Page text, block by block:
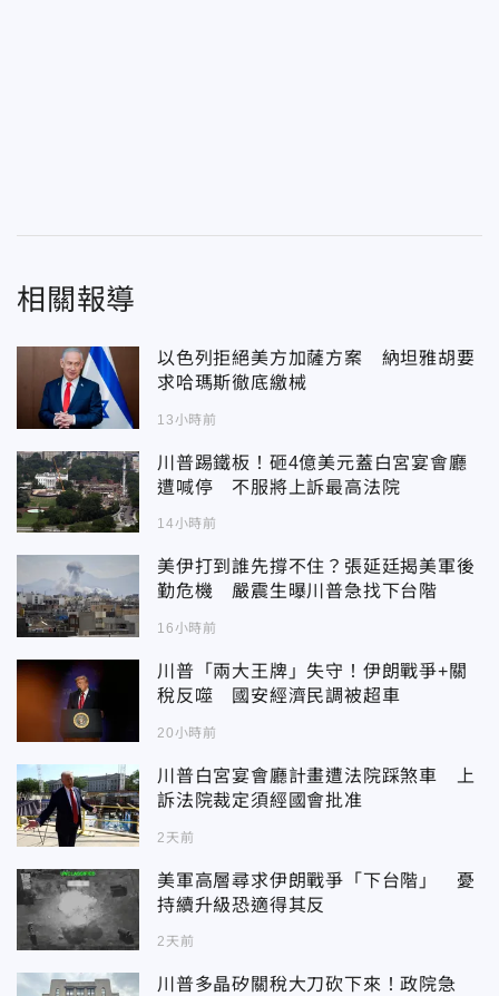
相關報導
以色列拒絕美方加薩方案 納坦雅胡要
求哈瑪斯徹底繳械
13小時前
川普踢鐵板！砸4億美元蓋白宮宴會廳
遭喊停 不服將上訴最高法院
14小時前
美伊打到誰先撐不住？張延廷揭美軍後
勤危機 嚴震生曝川普急找下台階
16小時前
川普「兩大王牌」失守！伊朗戰爭+關
稅反噬 國安經濟民調被超車
20小時前
川普白宮宴會廳計畫遭法院踩煞車 上
訴法院裁定須經國會批准
2天前
美軍高層尋求伊朗戰爭「下台階」 憂
持續升級恐適得其反
2天前
川普多晶矽關稅大刀砍下來！政院急